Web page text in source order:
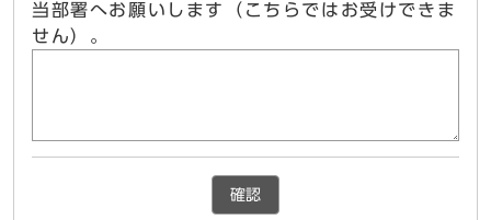
当部署へお願いします（こちらではお受けできま
せん）。
確認